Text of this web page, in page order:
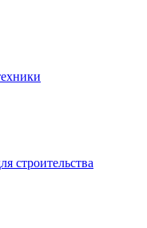
строительства